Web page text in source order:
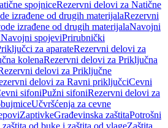
spojniceRezervni delovi za Natične
izrađene od drugih materijalaRezervni
izrađene od drugih materijalaNavojni
spojeviPrirubnički
za aparateRezervni delovi za
kolenaRezervni delovi za Priključna
delovi za Priključne
delovi za Ravni priključciCevni
sifoniPužni sifoniRezervni delovi za
Učvršćenja za cevne
ZaptivkeGrađevinska zaštitaPotrošni
od buke i zaštita od vlageZaštita